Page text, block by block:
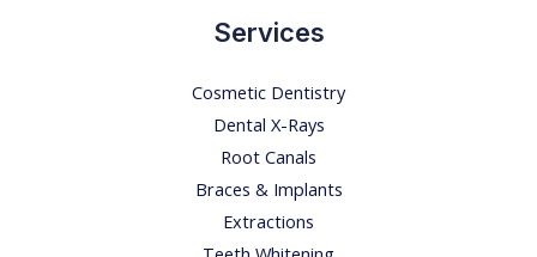
Services
Cosmetic Dentistry
Dental X-Rays​
Root Canals​
Braces & Implants
Extractions